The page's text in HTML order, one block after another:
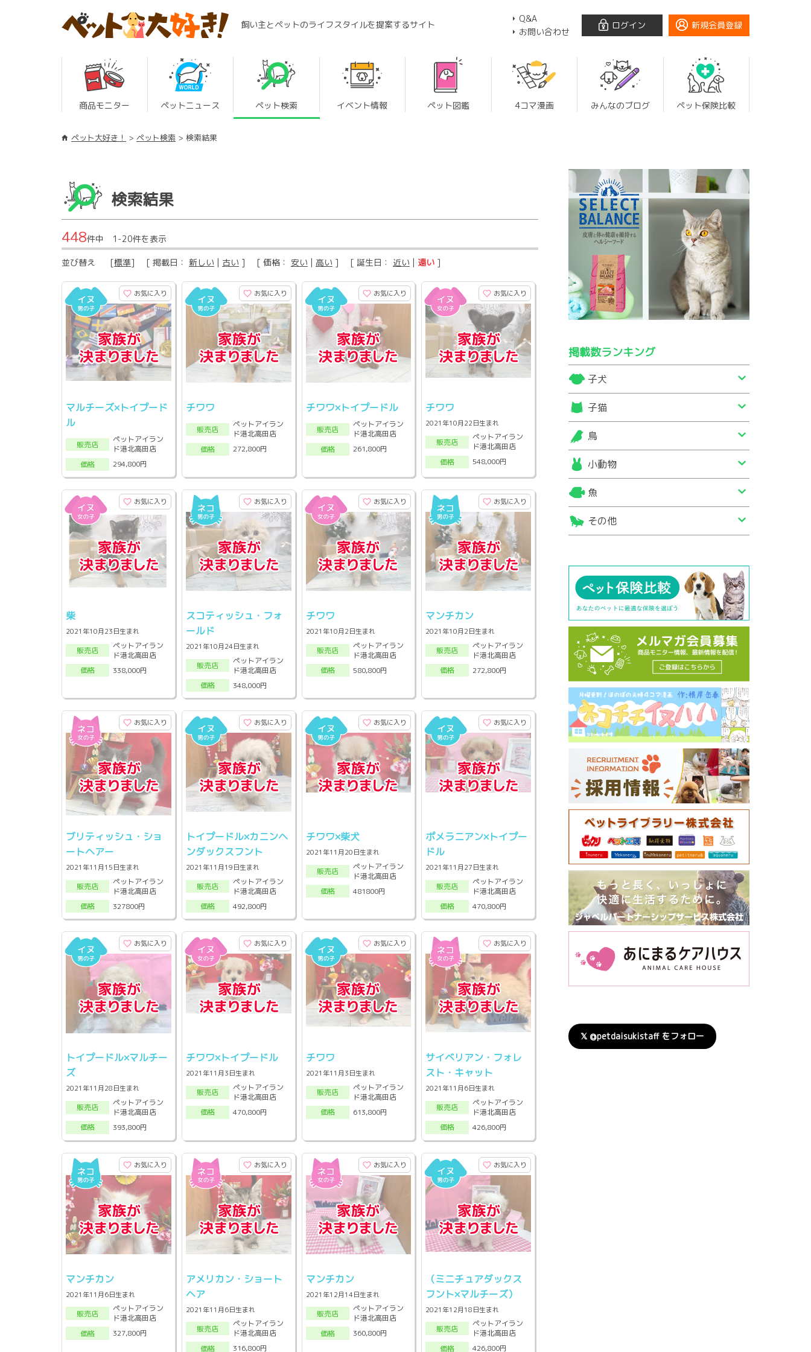
飼い主とペットのライフスタイルを提案するサイト
Q&A
お問い合わせ
ログイン 新規会員登録
商品モニター ペットニュース ペット検索 イベント情報 ペット図鑑 4コマ漫画 みんなのブログ ペット保険比較
ペット大好き！ ペット検索 検索結果
検索結果
448件中 1-20件を表示
並び替え [標準] [ 掲載日： 新しい | 古い ] [ 価格： 安い | 高い ] [ 誕生日： 近い | 遠い ]
お気に入り
マルチーズ×トイプード
ル
販売店
ペットアイラン
ド港北高田店
価格
294,800円
お気に入り
チワワ
販売店
ペットアイラン
ド港北高田店
価格
272,800円
お気に入り
チワワ×トイプードル
販売店
ペットアイラン
ド港北高田店
価格
261,800円
お気に入り
チワワ
2021年10月22日生まれ
販売店
ペットアイラン
ド港北高田店
価格
548,000円
お気に入り
柴
2021年10月23日生まれ
販売店
ペットアイラン
ド港北高田店
価格
338,000円
お気に入り
スコティッシュ・フォ
ールド
2021年10月24日生まれ
販売店
ペットアイラン
ド港北高田店
価格
348,000円
お気に入り
チワワ
2021年10月2日生まれ
販売店
ペットアイラン
ド港北高田店
価格
580,800円
お気に入り
マンチカン
2021年10月2日生まれ
販売店
ペットアイラン
ド港北高田店
価格
272,800円
お気に入り
ブリティッシュ・ショ
ートヘアー
2021年11月15日生まれ
販売店
ペットアイラン
ド港北高田店
価格
327800円
お気に入り
トイプードル×カニンヘ
ンダックスフント
2021年11月19日生まれ
販売店
ペットアイラン
ド港北高田店
価格
492,800円
お気に入り
チワワ×柴犬
2021年11月20日生まれ
販売店
ペットアイラン
ド港北高田店
価格
481800円
お気に入り
ポメラニアン×トイプー
ドル
2021年11月27日生まれ
販売店
ペットアイラン
ド港北高田店
価格
470,800円
お気に入り
トイプードル×マルチー
ズ
2021年11月28日生まれ
販売店
ペットアイラン
ド港北高田店
価格
393,800円
お気に入り
チワワ×トイプードル
2021年11月3日生まれ
販売店
ペットアイラン
ド港北高田店
価格
470,800円
お気に入り
チワワ
2021年11月3日生まれ
販売店
ペットアイラン
ド港北高田店
価格
613,800円
お気に入り
サイベリアン・フォレ
スト・キャット
2021年11月6日生まれ
販売店
ペットアイラン
ド港北高田店
価格
426,800円
お気に入り
マンチカン
2021年11月6日生まれ
販売店
ペットアイラン
ド港北高田店
価格
327,800円
お気に入り
アメリカン・ショート
ヘア
2021年11月6日生まれ
販売店
ペットアイラン
ド港北高田店
価格
316,800円
お気に入り
マンチカン
2021年12月14日生まれ
販売店
ペットアイラン
ド港北高田店
価格
360,800円
お気に入り
（ミニチュアダックス
フント×マルチーズ）
2021年12月18日生まれ
販売店
ペットアイラン
ド港北高田店
価格
426,800円
掲載数ランキング
子犬
子猫
鳥
小動物
魚
その他
𝕏 @petdaisukistaff をフォロー